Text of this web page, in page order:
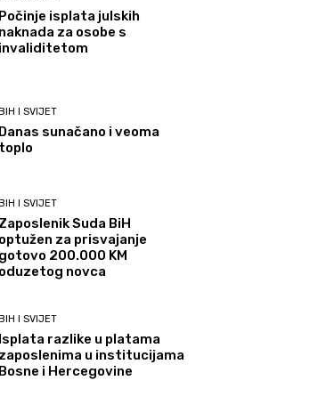
Počinje isplata julskih
naknada za osobe s
invaliditetom
I SVIJET
Danas sunačano i veoma
toplo
I SVIJET
Zaposlenik Suda BiH
optužen za prisvajanje
gotovo 200.000 KM
oduzetog novca
BIH I SVIJET
Isplata razlike u platama
zaposlenima u institucijama
Bosne i Hercegovine